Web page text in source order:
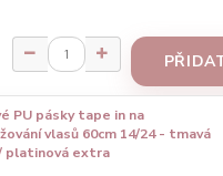
PU pásky tape in na
vlasů 60cm 14/24 - tmavá
platinová extra